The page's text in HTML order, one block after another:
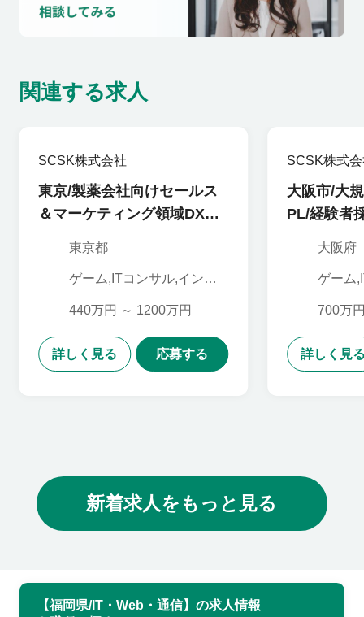
関連する求人
SCSK株式会社
東京/製薬会社向けセールス
＆マーケティング領域DXエ
ージャー＜0125CXA＞
東京都
ゲーム,ITコンサル,インフ
ータサイエンティスト,情
報システム・社内SE,SE
440万円 ～ 1200万円
詳しく見る 応募する
SCSK株式
大阪市/大
PL/経験者
大阪府
ゲーム
ータサ
報シス
700万
詳しく見
新着求人をもっと見る
【福岡県/IT・Web・通信】の求人情報